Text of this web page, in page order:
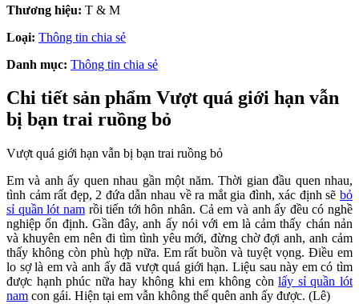
Thương hiệu: T & M
Loại: Thông tin chia sẻ
Danh mục: Thông tin chia sẻ
Chi tiết sản phẩm Vượt quá giới hạn vẫn
bị bạn trai ruồng bỏ
Vượt quá giới hạn vẫn bị bạn trai ruồng bỏ
Em và anh ấy quen nhau gần một năm. Thời gian đầu quen nhau,
tình cảm rất đẹp, 2 đứa dẫn nhau về ra mắt gia đình, xác định sẽ bỏ
sỉ quần lót namrồi tiến tới hôn nhân. Cả em và anh ấy đều có nghề
nghiệp ổn định. Gần đây, anh ấy nói với em là cảm thấy chán nản
và khuyên em nên đi tìm tình yêu mới, đừng chờ đợi anh, anh cảm
thấy không còn phù hợp nữa. Em rất buồn và tuyệt vọng. Điều em
lo sợ là em và anh ấy đã vượt quá giới hạn. Liệu sau này em có tìm
được hạnh phúc nữa hay không khi em không cònlấy sỉ quần lót
nam con gái. Hiện tại em vẫn không thể quên anh ấy được. (Lê)